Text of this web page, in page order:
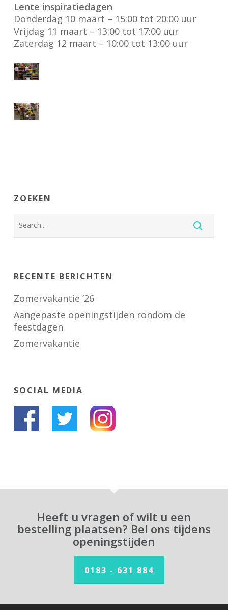
Lente inspiratiedagen
Donderdag 10 maart – 15:00 tot 20:00 uur
Vrijdag 11 maart – 13:00 tot 17:00 uur
Zaterdag 12 maart – 10:00 tot 13:00 uur
ZOEKEN
RECENTE BERICHTEN
Zomervakantie ’26
Aangepaste openingstijden rondom de
feestdagen
Zomervakantie
SOCIAL MEDIA
Heeft u vragen of wilt u een
bestelling plaatsen? Bel ons tijdens
openingstijden
0183 - 631 884